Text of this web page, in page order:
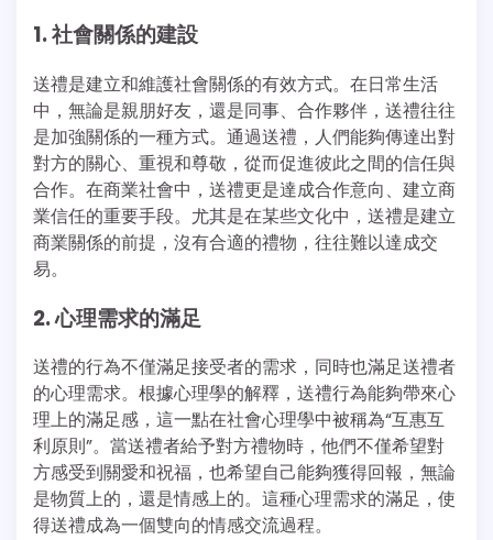
1. 社會關係的建設
送禮是建立和維護社會關係的有效方式。在日常生活
中，無論是親朋好友，還是同事、合作夥伴，送禮往往
是加強關係的一種方式。通過送禮，人們能夠傳達出對
對方的關心、重視和尊敬，從而促進彼此之間的信任與
合作。在商業社會中，送禮更是達成合作意向、建立商
業信任的重要手段。尤其是在某些文化中，送禮是建立
商業關係的前提，沒有合適的禮物，往往難以達成交
易。
2. 心理需求的滿足
送禮的行為不僅滿足接受者的需求，同時也滿足送禮者
的心理需求。根據心理學的解釋，送禮行為能夠帶來心
理上的滿足感，這一點在社會心理學中被稱為“互惠互
利原則”。當送禮者給予對方禮物時，他們不僅希望對
方感受到關愛和祝福，也希望自己能夠獲得回報，無論
是物質上的，還是情感上的。這種心理需求的滿足，使
得送禮成為一個雙向的情感交流過程。